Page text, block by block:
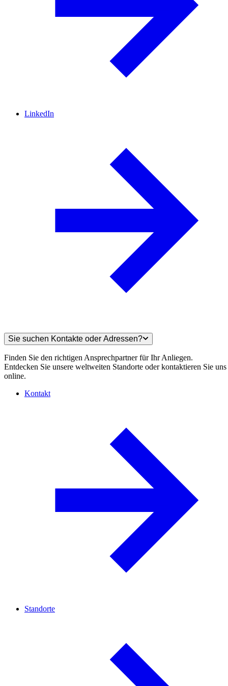
LinkedIn
Sie suchen Kontakte oder Adressen?
Finden Sie den richtigen Ansprechpartner für Ihr Anliegen.
Entdecken Sie unsere weltweiten Standorte oder kontaktieren Sie uns
online.
Kontakt
Standorte